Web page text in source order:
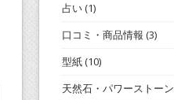
占い(1)
口コミ・商品情報 (3)
型紙(10)
天然石・パワーストーン